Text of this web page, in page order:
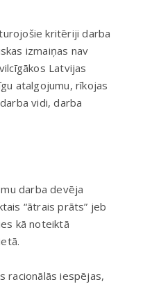
kritēriji darba
izmaiņas nav
Latvijas
atalgojumu, rīkojas
vidi, darba
darba devēja
“ātrais prāts” jeb
kā noteiktā
racionālās iespējas,